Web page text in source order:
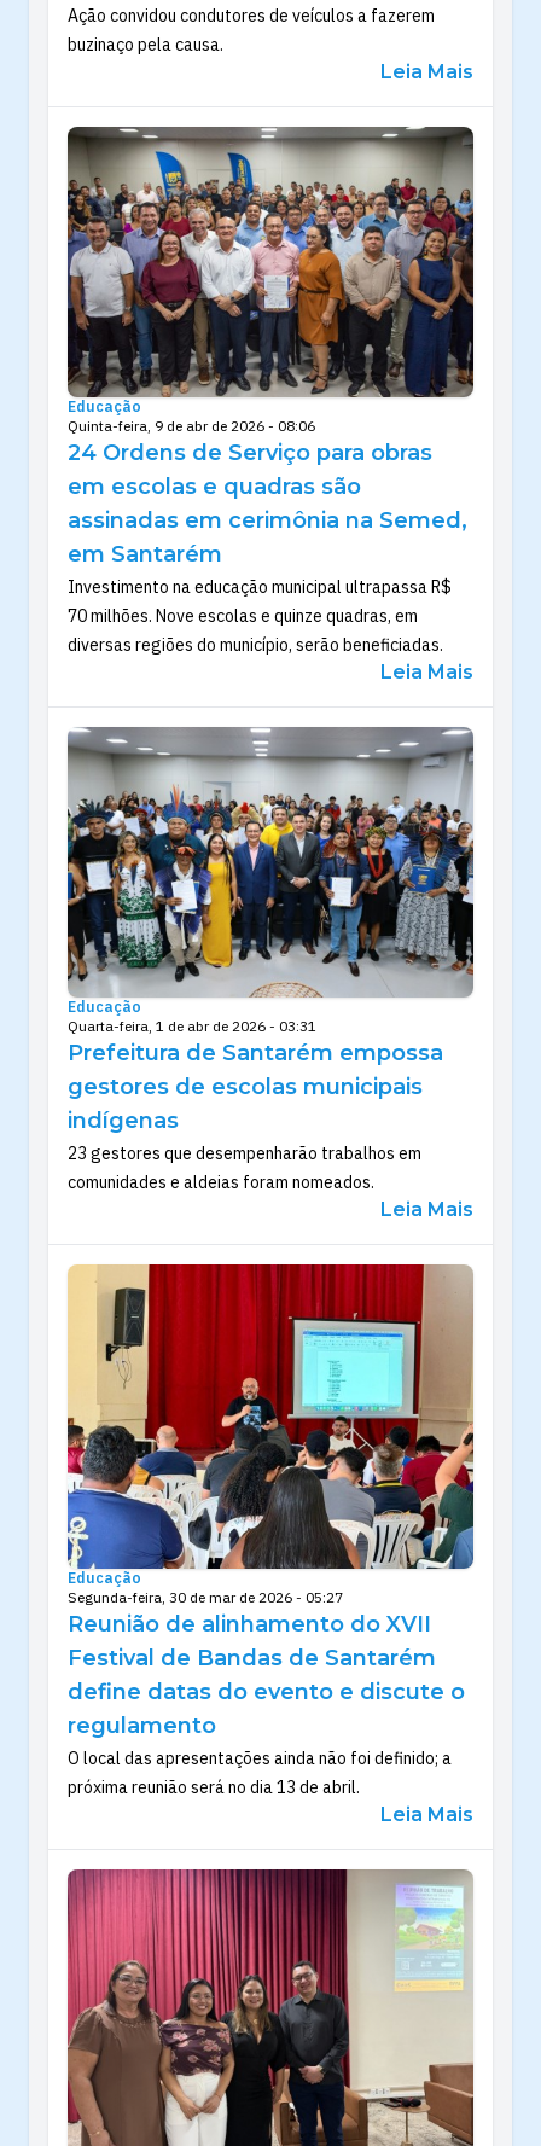
Ação convidou condutores de veículos a fazerem
buzinaço pela causa.
Leia Mais
Educação
Quinta-feira, 9 de abr de 2026 - 08:06
24 Ordens de Serviço para obras
em escolas e quadras são
assinadas em cerimônia na Semed,
em Santarém
Investimento na educação municipal ultrapassa R$
70 milhões. Nove escolas e quinze quadras, em
diversas regiões do município, serão beneficiadas.
Leia Mais
Educação
Quarta-feira, 1 de abr de 2026 - 03:31
Prefeitura de Santarém empossa
gestores de escolas municipais
indígenas
23 gestores que desempenharão trabalhos em
comunidades e aldeias foram nomeados.
Leia Mais
Educação
Segunda-feira, 30 de mar de 2026 - 05:27
Reunião de alinhamento do XVII
Festival de Bandas de Santarém
define datas do evento e discute o
regulamento
O local das apresentações ainda não foi definido; a
próxima reunião será no dia 13 de abril.
Leia Mais